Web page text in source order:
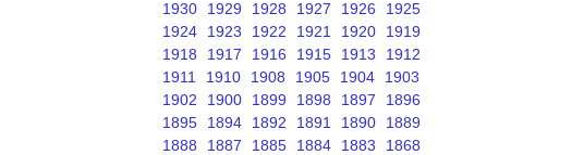
1930
1929 1928 1927 1926
1925
1924
1923 1922 1921 1920
1919
1918
1917 1916 1915 1913
1912
1911
1910 1908 1905 1904
1903
1902
1900 1899 1898 1897
1896
1895
1894 1892 1891 1890
1889
1888
1887 1885 1884 1883
1868